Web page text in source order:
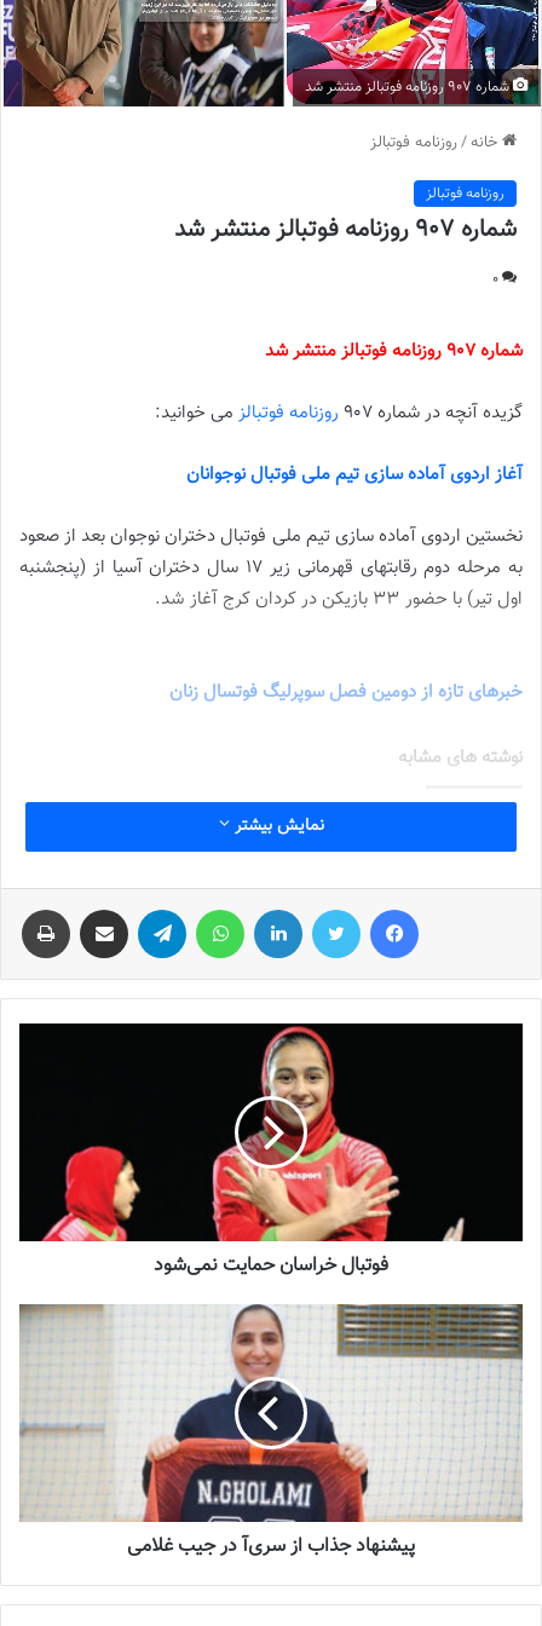
شماره 907 روزنامه فوتبالز منتشر شد
خانه/روزنامه فوتبالز
روزنامه فوتبالز
شماره 907 روزنامه فوتبالز منتشر شد
0
شماره 907 روزنامه فوتبالز منتشر شد
گزیده آنچه در شماره 907 روزنامه فوتبالز می خوانید:
آغاز اردوی آماده سازی تیم ملی فوتبال نوجوانان
نخستین اردوی آماده سازی تیم ملی فوتبال دختران نوجوان بعد از صعود
به مرحله دوم رقابتهای قهرمانی زیر 17 سال دختران آسیا از (پنجشنبه
اول تیر) با حضور 33 بازیکن در کردان کرج آغاز شد.
خبرهای تازه از دومین فصل سوپرلیگ فوتسال زنان
نوشته های مشابه
شماره 772 روزنامه فوتبالز منتشر شد
شماره 1054 روزنامه فوتبالز منتشر شد
شماره 900 روزنامه فوتبالز منتشر شد
2023-06-14
شماره 918 روزنامه فوتبالز منتشر شد
2023-07-07
دومین دوره رقابت‌های سوپرلیگ فوتسال زنان با حضور 8 تیم از
شهریورماه آغاز می شود. مسئولان سازمان لیگ فوتسال از فصل گذشته
تصمیم گرفتند تا در راستای رشد کیفیت فنی مسابقات باشگاهی، دو
سطح متفاوت برای رقابت تیم‌های مدعی ایجاد کنند و در شرایطی که در
اتفاقی مرسوم، لیگ برتر به عنوان عالی‌ترین مقام رقابتی در عرصه
شاخص در این مسابقات شرکت کنند و تیم‌های مدعی برای حضور در
سوپرلیگ هم در مسابقات لیگ برتر تلاش کنند و بتوانند خود را به سطح
اول مسابقات باشگاهی فوتسال زنان ایران برسانند.
فوتبال خراسان‌ حمایت نمی‌شود
نمایش بیشتر
فوتبال خراسان‌ حمایت نمی‌شود
پیشنهاد جذاب از سری‌آ در جیب غلامی